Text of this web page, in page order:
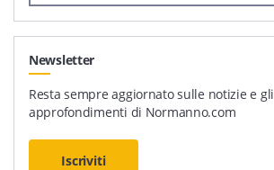
Newsletter
Resta sempre aggiornato sulle notizie e gli
approfondimenti di Normanno.com
Iscriviti